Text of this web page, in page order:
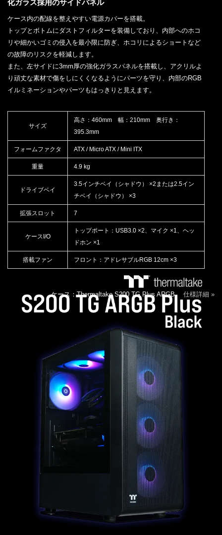
化ガラス採用のサイドパネル
ケース内の配線を整えやすい電源カバーを搭載。
トップとボトムにダストフィルターを装備しており、内部へのホコ
リや細かいゴミの侵入を最小限に防ぎ、ホコリによるショートなど
の故障のリスクを軽減します。
また、左サイドに3mm厚の強化ガラスパネルを搭載し、アクリルよ
り頑丈な素材で傷をしにくくなるようにパーツを守り、内部のRGB
イルミネーションやパーツもはっきりと見えます。
サイズ
高さ：460mm 幅：210mm 奥行き：
395.3mm
フォームファクタ ATX / Micro ATX / Mini ITX
重量 4.9 kg
ドライブベイ
3.5インチベイ（シャドウ） ×2または2.5イン
チベイ（シャドウ） ×3
拡張スロット 7
ケースI/O
トップポート：USB3.0 ×2、マイク ×1、ヘッ
ドホン ×1
搭載ファン フロント：アドレサブルRGB 12cm ×3
ケース：Thermaltake S200 TG Plus ARGB 仕様詳細 »